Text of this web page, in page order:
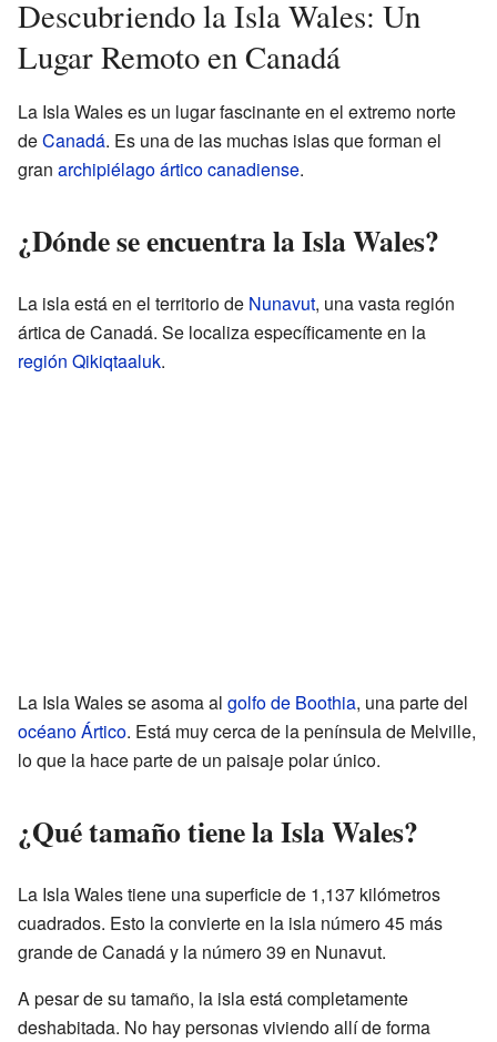
Descubriendo la Isla Wales: Un
Lugar Remoto en Canadá
La Isla Wales es un lugar fascinante en el extremo norte
deCanadá. Es una de las muchas islas que forman el
gran archipiélago ártico canadiense.
¿Dónde se encuentra la Isla Wales?
La isla está en el territorio de Nunavut, una vasta región
ártica de Canadá. Se localiza específicamente en la
región Qikiqtaaluk.
La Isla Wales se asoma al golfo de Boothia, una parte del
océano Ártico. Está muy cerca de la península de Melville,
lo que la hace parte de un paisaje polar único.
¿Qué tamaño tiene la Isla Wales?
La Isla Wales tiene una superficie de 1,137 kilómetros
cuadrados. Esto la convierte en la isla número 45 más
grande de Canadá y la número 39 en Nunavut.
A pesar de su tamaño, la isla está completamente
deshabitada. No hay personas viviendo allí de forma